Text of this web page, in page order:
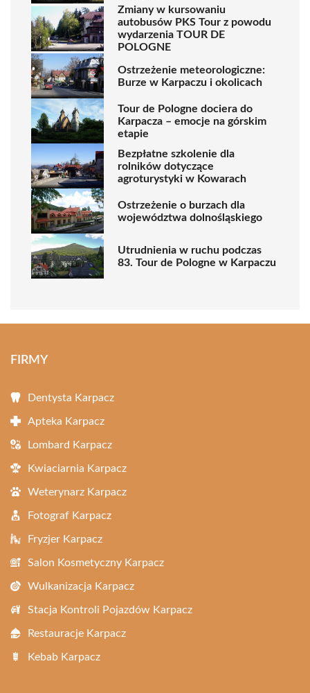
Zmiany w kursowaniu
autobusów PKS Tour z powodu
wydarzenia TOUR DE
POLOGNE
Ostrzeżenie meteorologiczne:
Burze w Karpaczu i okolicach
Tour de Pologne dociera do
Karpacza – emocje na górskim
etapie
Bezpłatne szkolenie dla
rolników dotyczące
agroturystyki w Kowarach
Ostrzeżenie o burzach dla
województwa dolnośląskiego
Utrudnienia w ruchu podczas
83. Tour de Pologne w Karpaczu
FIRMY
Dentysta Karpacz
Apteka Karpacz
Lombard Karpacz
Kwiaciarnia Karpacz
Weterynarz Karpacz
Fotograf Karpacz
Fryzjer Karpacz
Salon Kosmetyczny Karpacz
Wulkanizacja Karpacz
Stacja Kontroli Pojazdów Karpacz
Restauracje Karpacz
Kebab Karpacz